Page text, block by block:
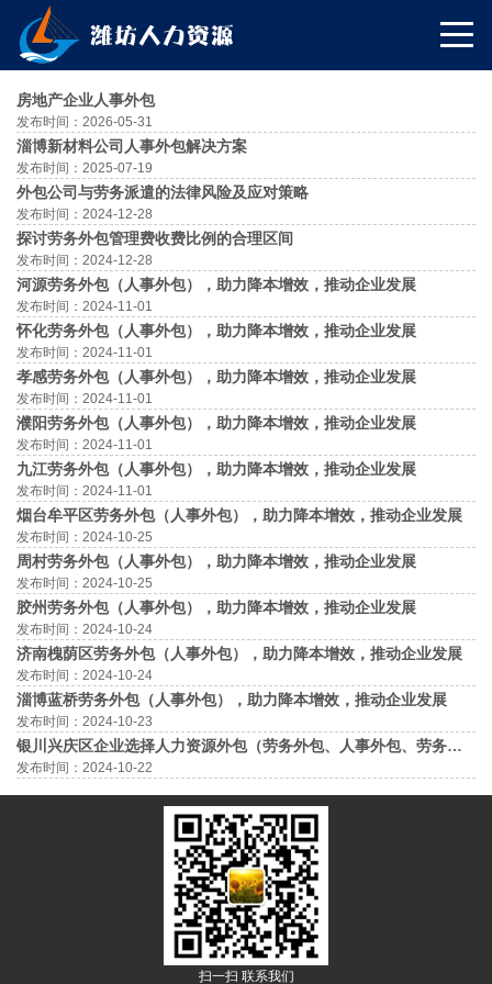
房地产企业人事外包
发布时间：2026-05-31
淄博新材料公司人事外包解决方案
发布时间：2025-07-19
外包公司与劳务派遣的法律风险及应对策略
发布时间：2024-12-28
探讨劳务外包管理费收费比例的合理区间
发布时间：2024-12-28
河源劳务外包（人事外包），助力降本增效，推动企业发展
发布时间：2024-11-01
怀化劳务外包（人事外包），助力降本增效，推动企业发展
发布时间：2024-11-01
孝感劳务外包（人事外包），助力降本增效，推动企业发展
发布时间：2024-11-01
濮阳劳务外包（人事外包），助力降本增效，推动企业发展
发布时间：2024-11-01
九江劳务外包（人事外包），助力降本增效，推动企业发展
发布时间：2024-11-01
烟台牟平区劳务外包（人事外包），助力降本增效，推动企业发展
发布时间：2024-10-25
周村劳务外包（人事外包），助力降本增效，推动企业发展
发布时间：2024-10-25
胶州劳务外包（人事外包），助力降本增效，推动企业发展
发布时间：2024-10-24
济南槐荫区劳务外包（人事外包），助力降本增效，推动企业发展
发布时间：2024-10-24
淄博蓝桥劳务外包（人事外包），助力降本增效，推动企业发展
发布时间：2024-10-23
银川兴庆区‌‌企业选择人力资源外包（劳务外包、人事外包、劳务派遣）时，需注意的那些事
发布时间：2024-10-22
扫一扫 联系我们